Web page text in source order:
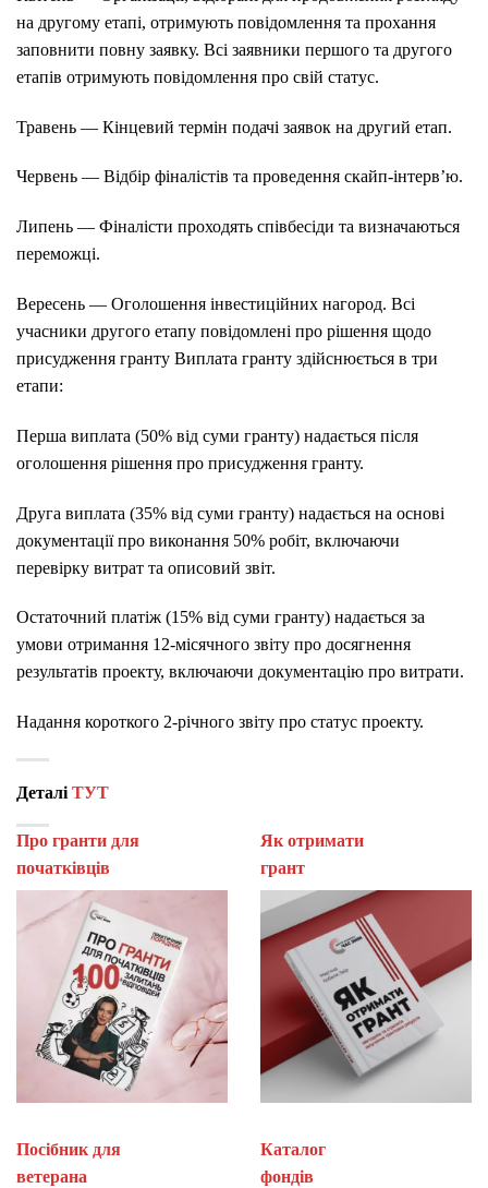
на другому етапі, отримують повідомлення та прохання
заповнити повну заявку. Всі заявники першого та другого
етапів отримують повідомлення про свій статус.
Травень — Кінцевий термін подачі заявок на другий етап.
Червень — Відбір фіналістів та проведення скайп-інтерв’ю.
Липень — Фіналісти проходять співбесіди та визначаються
переможці.
Вересень — Оголошення інвестиційних нагород. Всі
учасники другого етапу повідомлені про рішення щодо
присудження гранту Виплата гранту здійснюється в три
етапи:
Перша виплата (50% від суми гранту) надається після
оголошення рішення про присудження гранту.
Друга виплата (35% від суми гранту) надається на основі
документації про виконання 50% робіт, включаючи
перевірку витрат та описовий звіт.
Остаточний платіж (15% від суми гранту) надається за
умови отримання 12-місячного звіту про досягнення
результатів проекту, включаючи документацію про витрати.
Надання короткого 2-річного звіту про статус проекту.
Деталі ТУТ
Про гранти для
початківців
Як отримати
Посібник для
ветерана
Каталог